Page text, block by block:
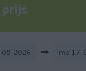
prijs
08-2026 ma 17-